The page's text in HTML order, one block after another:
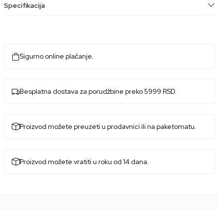
Specifikacija
Sigurno online plaćanje.
Besplatna dostava za porudžbine preko 5999 RSD.
Proizvod možete preuzeti u prodavnici ili na paketomatu.
Proizvod možete vratiti u roku od 14 dana.